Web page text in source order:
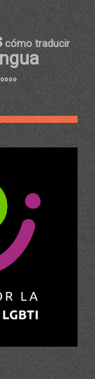
cómo traducir